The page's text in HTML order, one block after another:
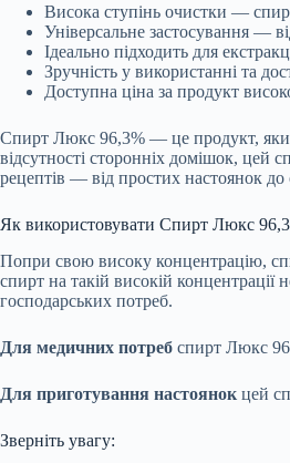
Висока ступінь очистки —
Універсальне застосування —
Ідеально підходить для
Зручність у використанні та
Доступна ціна за продукт
Спирт Люкс 96,3% — це продукт, який
відсутності сторонніх домішок, цей
рецептів — від простих настоянок до
Як використовувати Спирт Люкс
Попри свою високу концентрацію,
спирт на такій високій концентрації
господарських потреб.
Для медичних потреб спирт Люкс
Для приготування настоянок цей
Зверніть увагу: